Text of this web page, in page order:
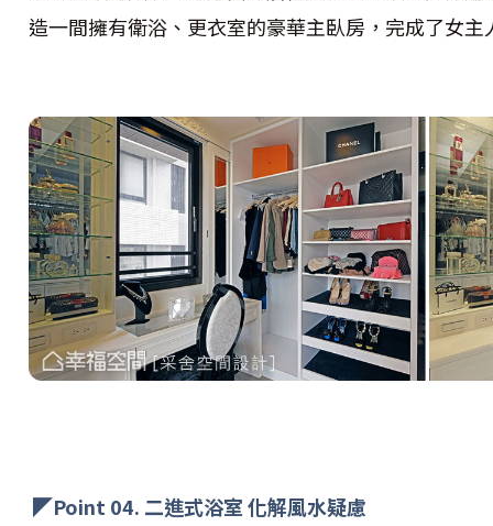
造一間擁有衛浴、更衣室的豪華主臥房，完成了女主
◤Point 04. 二進式浴室 化解風水疑慮